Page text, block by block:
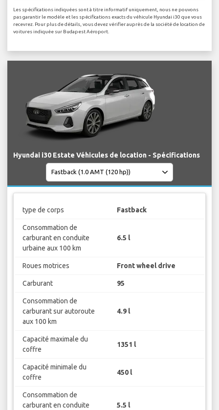
Les spécifications indiquées sont à titre informatif uniquement, nous ne pouvons
pas garantir le modèle et les spécifications exacts du véhicule Hyundai i30 que vous
recevrez. Pour plus de détails, vous devez vérifier auprès de la société de location de
voitures indiquée sur Budapest Aéroport.
Hyundai i30 Estate Véhicules de location - Spécifications
type de corps Fastback
Consommation de
carburant en conduite
urbaine aux 100 km
6.5 l
Roues motrices Front wheel drive
Carburant 95
Consommation de
carburant sur autoroute
aux 100 km
4.9 l
Capacité maximale du
coffre
1351 l
Capacité minimale du
coffre
450 l
Consommation de
carburant en conduite
5.5 l